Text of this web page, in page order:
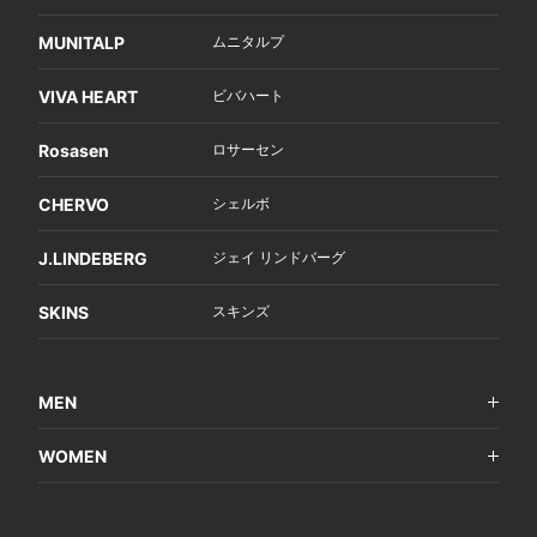
MUNITALP ムニタルプ
VIVA HEART ビバハート
Rosasen ロサーセン
CHERVO シェルボ
J.LINDEBERG ジェイ リンドバーグ
SKINS スキンズ
MEN
WOMEN